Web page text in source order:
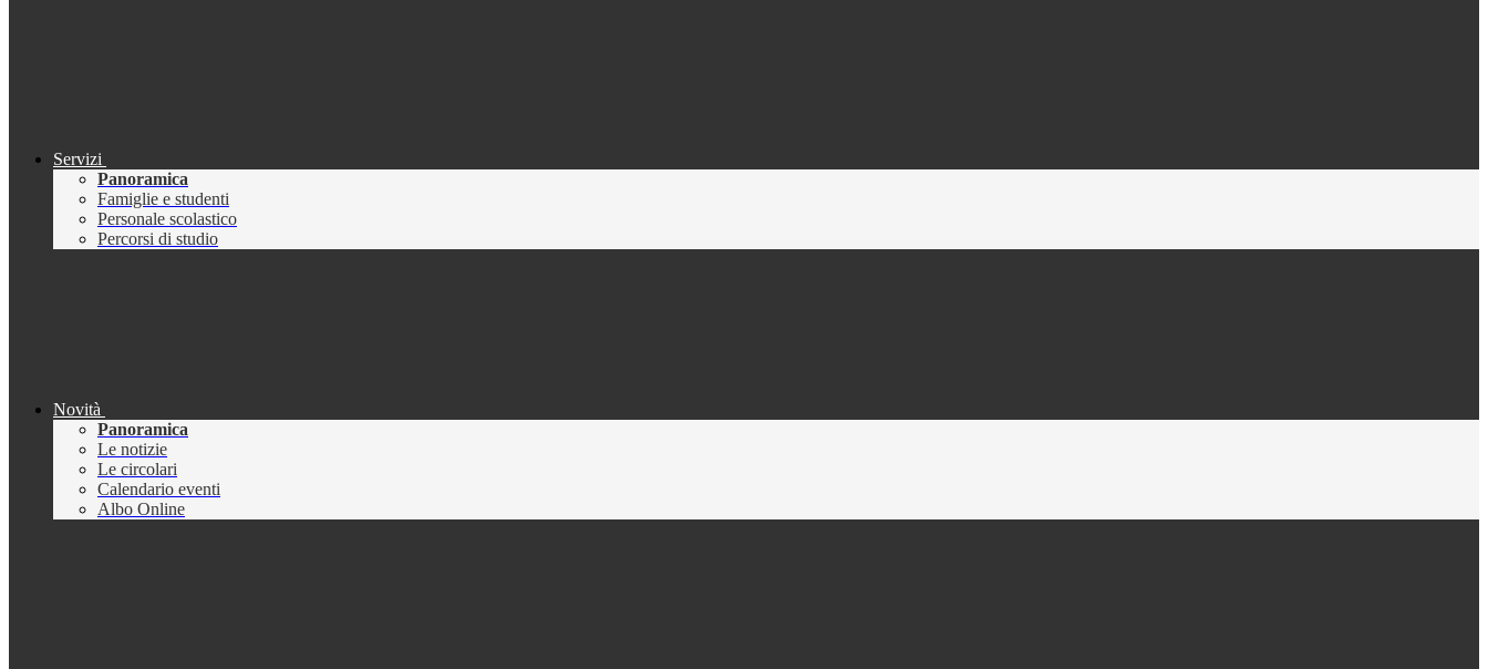
Servizi
Panoramica
Famiglie e studenti
Personale scolastico
Percorsi di studio
Novità
Panoramica
Le notizie
Le circolari
Calendario eventi
Albo Online